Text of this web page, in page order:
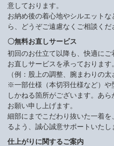
意しております。
お納め後の着心地やシルエット
ら、どうぞご遠慮なくご相談くだ
〇無料お直しサービス
初回のお仕立て以降も、快適に
お直しサービスを承っております。
（例：股上の調整、腕まわりの太
※一部仕様（本切羽仕様など）や
しかねる箇所がございます。あ
お願い申し上げます。
細部にまでこだわり抜いた一着
るよう、誠心誠意サポートいたし
仕上がりに関するご案内